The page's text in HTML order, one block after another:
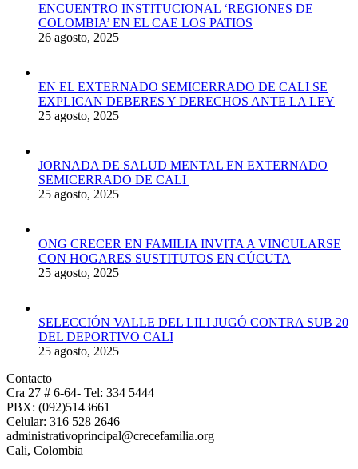
ENCUENTRO INSTITUCIONAL ‘REGIONES DE
COLOMBIA’ EN EL CAE LOS PATIOS
26 agosto, 2025
EN EL EXTERNADO SEMICERRADO DE CALI SE
EXPLICAN DEBERES Y DERECHOS ANTE LA LEY
25 agosto, 2025
JORNADA DE SALUD MENTAL EN EXTERNADO
SEMICERRADO DE CALI
25 agosto, 2025
ONG CRECER EN FAMILIA INVITA A VINCULARSE
CON HOGARES SUSTITUTOS EN CÚCUTA
25 agosto, 2025
SELECCIÓN VALLE DEL LILI JUGÓ CONTRA SUB 20
DEL DEPORTIVO CALI
25 agosto, 2025
Contacto
Cra 27 # 6-64- Tel: 334 5444
PBX: (092)5143661
Celular: 316 528 2646
administrativoprincipal@crecefamilia.org
Cali, Colombia